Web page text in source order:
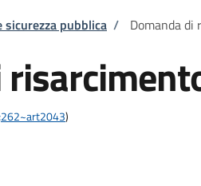
sicurezza pubblica / Domanda di
)